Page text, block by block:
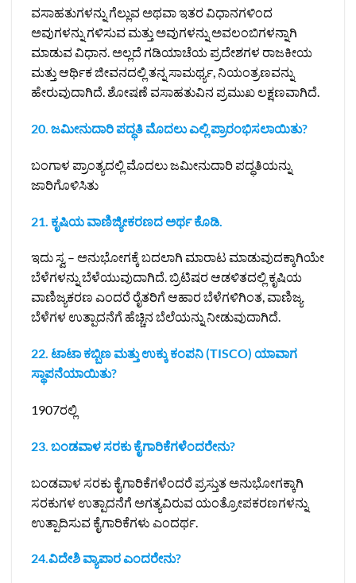
ವಸಾಹತುಗಳನ್ನು ಗೆಲ್ಲುವ ಅಥವಾ ಇತರ ವಿಧಾನಗಳಿಂದ
ಅವುಗಳನ್ನು ಗಳಿಸುವ ಮತ್ತು ಅವುಗಳನ್ನು ಅವಲಂಬಿಗಳನ್ನಾಗಿ
ಮಾಡುವ ವಿಧಾನ. ಅಲ್ಲದೆ ಗಡಿಯಾಚೆಯ ಪ್ರದೇಶಗಳ ರಾಜಕೀಯ
ಮತ್ತು ಆರ್ಥಿಕ ಜೀವನದಲ್ಲಿ ತನ್ನ ಸಾಮರ್ಥ್ಯ, ನಿಯಂತ್ರಣವನ್ನು
ಹೇರುವುದಾಗಿದೆ. ಶೋಷಣೆ ವಸಾಹತುವಿನ ಪ್ರಮುಖ ಲಕ್ಷಣವಾಗಿದೆ.
20. ಜಮೀನುದಾರಿ ಪದ್ಧತಿ ಮೊದಲು ಎಲ್ಲಿ ಪ್ರಾರಂಭಿಸಲಾಯಿತು?
ಬಂಗಾಳ ಪ್ರಾಂತ್ಯದಲ್ಲಿ ಮೊದಲು ಜಮೀನುದಾರಿ ಪದ್ಧತಿಯನ್ನು
ಜಾರಿಗೊಳಿಸಿತು
21. ಕೃಷಿಯ ವಾಣಿಜ್ಯೀಕರಣದ ಅರ್ಥ ಕೊಡಿ.
ಇದು ಸ್ವ – ಅನುಭೋಗಕ್ಕೆ ಬದಲಾಗಿ ಮಾರಾಟ ಮಾಡುವುದಕ್ಕಾಗಿಯೇ
ಬೆಳೆಗಳನ್ನು ಬೆಳೆಯುವುದಾಗಿದೆ. ಬ್ರಿಟಿಷರ ಆಡಳಿತದಲ್ಲಿ ಕೃಷಿಯ
ವಾಣಿಜ್ಯಕರಣ ಎಂದರೆ ರೈತರಿಗೆ ಆಹಾರ ಬೆಳೆಗಳಿಗಿಂತ, ವಾಣಿಜ್ಯ
ಬೆಳೆಗಳ ಉತ್ಪಾದನೆಗೆ ಹೆಚ್ಚಿನ ಬೆಲೆಯನ್ನು ನೀಡುವುದಾಗಿದೆ.
22. ಟಾಟಾ ಕಬ್ಬಿಣ ಮತ್ತು ಉಕ್ಕು ಕಂಪನಿ (TISCO) ಯಾವಾಗ
ಸ್ಥಾಪನೆಯಾಯಿತು?
1907ರಲ್ಲಿ
23. ಬಂಡವಾಳ ಸರಕು ಕೈಗಾರಿಕೆಗಳೆಂದರೇನು?
ಬಂಡವಾಳ ಸರಕು ಕೈಗಾರಿಕೆಗಳೆಂದರೆ ಪ್ರಸ್ತುತ ಅನುಭೋಗಕ್ಕಾಗಿ
ಸರಕುಗಳ ಉತ್ಪಾದನೆಗೆ ಅಗತ್ಯವಿರುವ ಯಂತ್ರೋಪಕರಣಗಳನ್ನು
ಉತ್ಪಾದಿಸುವ ಕೈಗಾರಿಕೆಗಳು ಎಂದರ್ಥ.
24.ವಿದೇಶಿ ವ್ಯಾಪಾರ ಎಂದರೇನು?